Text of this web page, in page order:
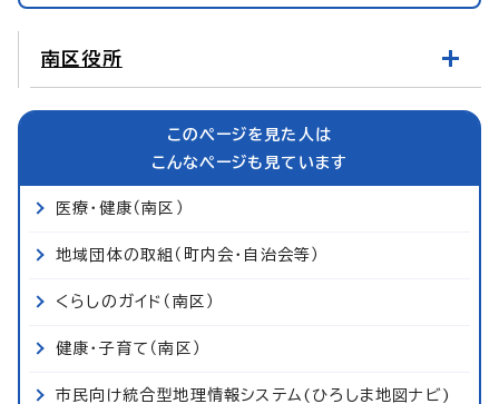
南区役所
このページを見た人は
こんなページも見ています
医療・健康（南区）
地域団体の取組（町内会・自治会等）
くらしのガイド（南区）
健康・子育て（南区）
市民向け統合型地理情報システム(ひろしま地図ナビ)